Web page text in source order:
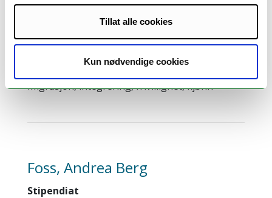
Tillat alle cookies
Kun nødvendige cookies
Institutt for vernepleie
barbara.s.stein@uit.no
HARSTAD S225A
+4777058347
Migrasjon, integrering, frivillighet, kjønn
Foss, Andrea Berg
Stipendiat